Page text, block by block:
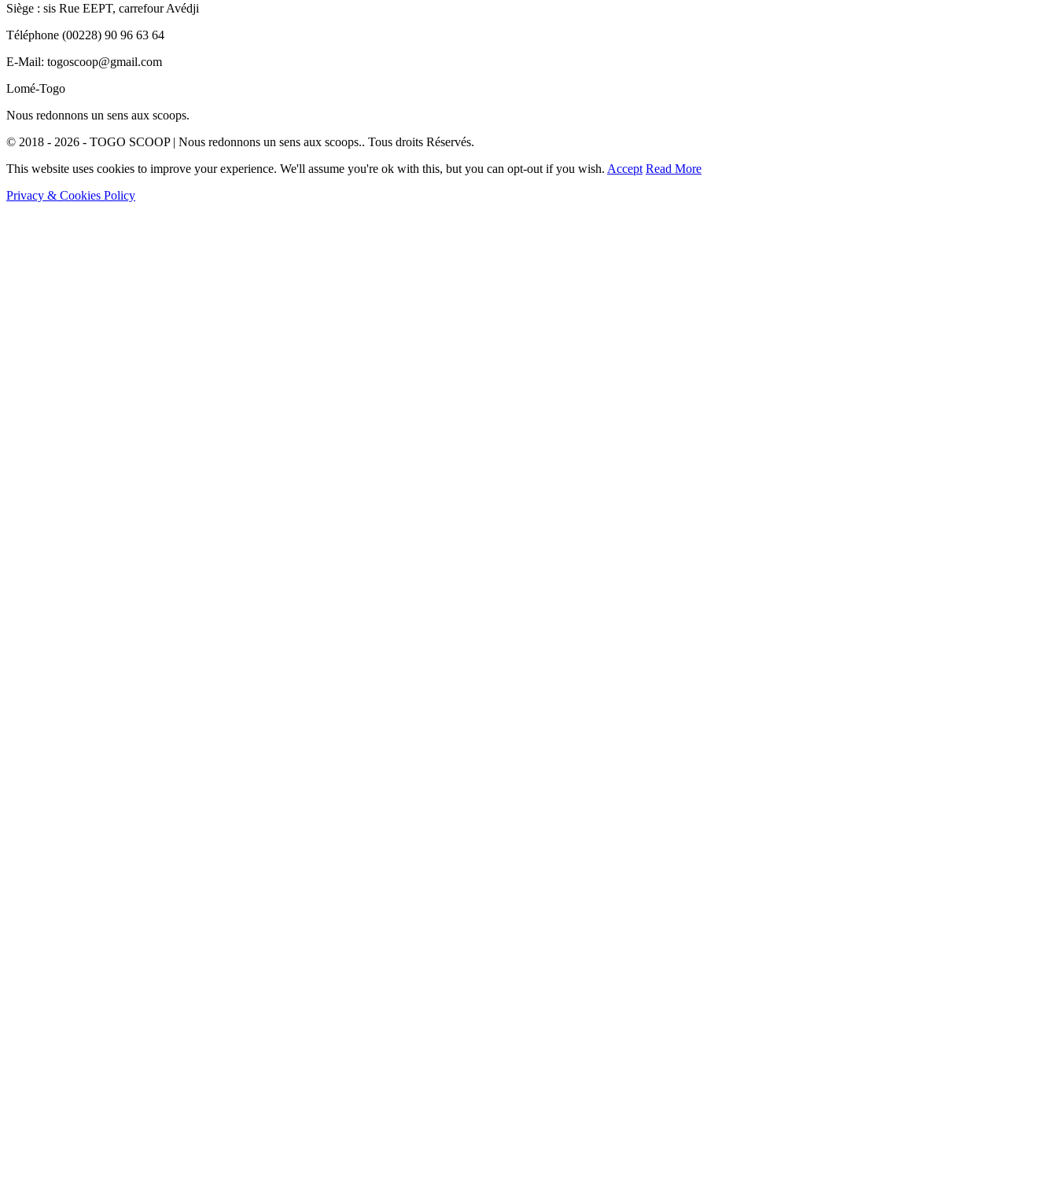
Siège : sis Rue EEPT, carrefour Avédji
Téléphone (00228) 90 96 63 64
E-Mail: togoscoop@gmail.com
Lomé-Togo
Nous redonnons un sens aux scoops.
© 2018 - 2026 - TOGO SCOOP | Nous redonnons un sens aux scoops.. Tous droits Réservés.
This website uses cookies to improve your experience. We'll assume you're ok with this, but you can opt-out if you wish. Accept Read More
Privacy & Cookies Policy